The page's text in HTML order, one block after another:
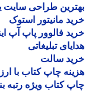
طراحی سایت یزد
مانیتور استوک
فالوور پاپ آپ
تبلیغاتی
سالت
چاپ کتاب با
کتاب ویژه رتبه